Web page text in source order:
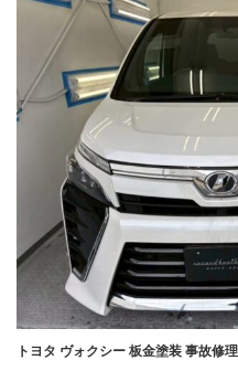
トヨタ ヴォクシー 板金塗装 事故修